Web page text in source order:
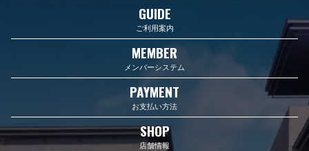
GUIDE
ご利用案内
MEMBER
メンバーシステム
PAYMENT
お支払い方法
SHOP
店舗情報